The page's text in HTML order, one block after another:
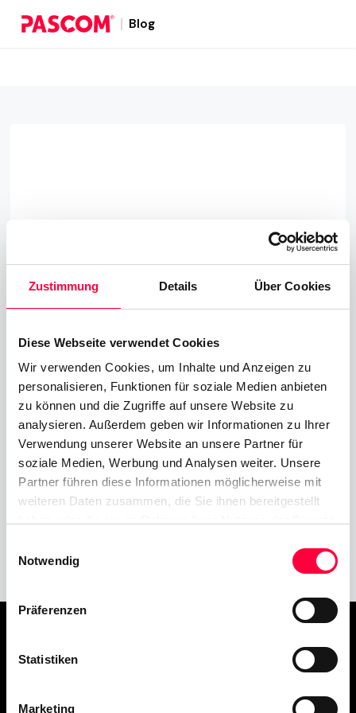
Zustimmung Details Über Cookies
Diese Webseite verwendet Cookies
Wir verwenden Cookies, um Inhalte und Anzeigen zu
personalisieren, Funktionen für soziale Medien anbieten
zu können und die Zugriffe auf unsere Website zu
analysieren. Außerdem geben wir Informationen zu Ihrer
Verwendung unserer Website an unsere Partner für
soziale Medien, Werbung und Analysen weiter. Unsere
Partner führen diese Informationen möglicherweise mit
weiteren Daten zusammen, die Sie ihnen bereitgestellt
Cookies, wenn Sie unsere Webseite weiterhin nutzen.
Notwendig
Präferenzen
Statistiken
Marketing
Blog
DataGuard GmbH
Gepostet vondiesem Autor
Gute Verbindungen beflügeln. Und gute
Kommunikation ist der Schlüssel zu einem
besseren Miteinander, besserem Verstehen,